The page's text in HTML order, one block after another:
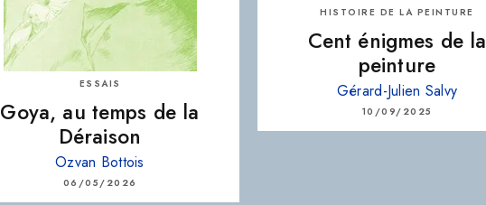
ESSAIS
Goya, au temps de la
Déraison
Ozvan Bottois
06/05/2026
HISTOIRE DE LA PEINTURE
Cent énigmes de la
peinture
Gérard-Julien Salvy
10/09/2025